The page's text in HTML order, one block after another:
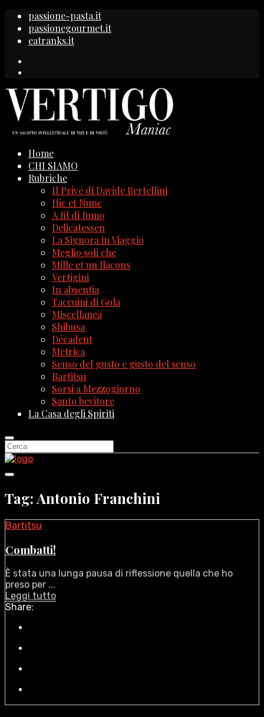
passione-pasta.it
passionegourmet.it
eatranks.it
Home
CHI SIAMO
Rubriche
Il Privé di Davide Bertellini
Hic et Nunc
A fil di fumo
Delicatessen
La Signora in Viaggio
Meglio soli che
Mille et un flacons
Vertigini
In absentia
Taccuini di Gola
Miscellanea
Shibusa
Décadent
Metrica
Senso del gusto e gusto del senso
Bartitsu
Sorsi a Mezzogiorno
Santo bevitore
La Casa degli Spiriti
Tag: Antonio Franchini
Bartitsu
Combatti!
È stata una lunga pausa di riflessione quella che ho
preso per ...
Leggi tutto
Share: